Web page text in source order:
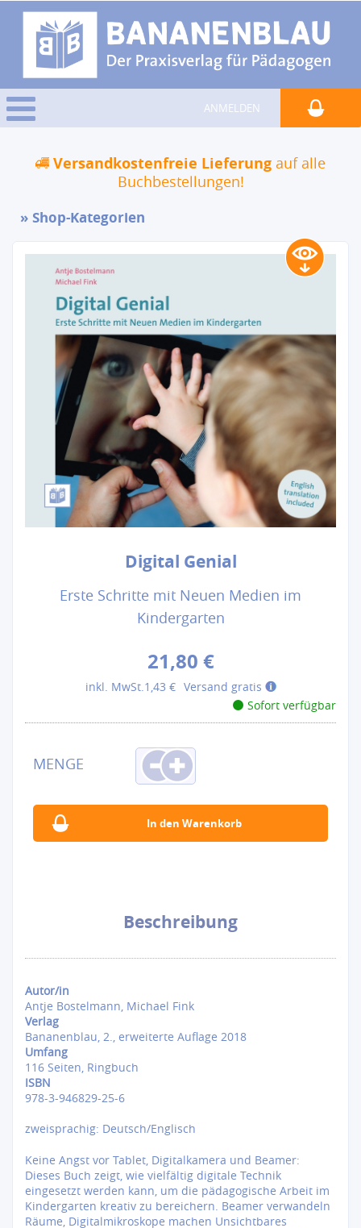
ANMELDEN
Versandkostenfreie Lieferung auf alle
Buchbestellungen!
Shop-Kategorien
Digital Genial
Erste Schritte mit Neuen Medien im
Kindergarten
21,80 €
inkl. MwSt. 1,43 € Versand gratis
Sofort verfügbar
Beschreibung
Autor/in
Antje Bostelmann, Michael Fink
Verlag
Bananenblau, 2., erweiterte Auflage 2018
Umfang
116 Seiten, Ringbuch
ISBN
978-3-946829-25-6
zweisprachig: Deutsch/Englisch
Keine Angst vor Tablet, Digitalkamera und Beamer:
Dieses Buch zeigt, wie vielfältig digitale Technik
eingesetzt werden kann, um die pädagogische Arbeit im
Kindergarten kreativ zu bereichern. Beamer verwandeln
Räume, Digitalmikroskope machen Unsichtbares